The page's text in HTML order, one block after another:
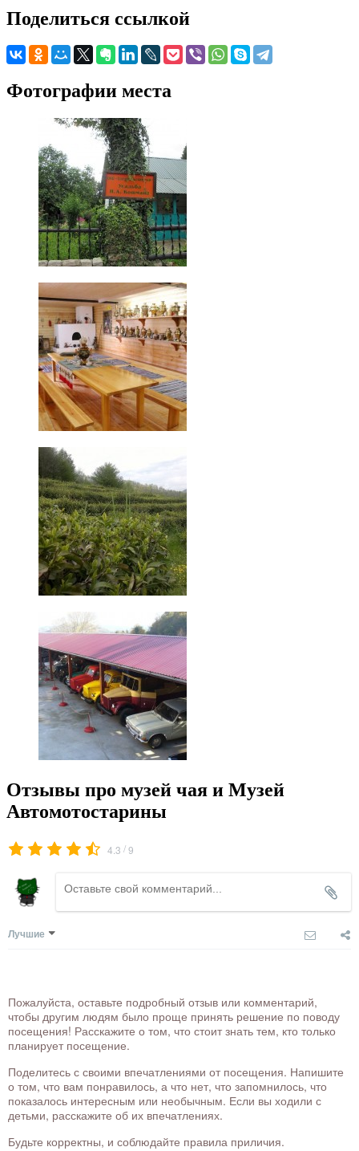
Поделиться ссылкой
Фотографии места
Отзывы про музей чая и Музей
Автомотостарины
4.3 /9
Лучшие
Пожалуйста, оставьте подробный отзыв или комментарий,
чтобы другим людям было проще принять решение по поводу
посещения! Расскажите о том, что стоит знать тем, кто только
планирует посещение.
Поделитесь с своими впечатлениями от посещения. Напишите
о том, что вам понравилось, а что нет, что запомнилось, что
показалось интересным или необычным. Если вы ходили с
детьми, расскажите об их впечатлениях.
Будьте корректны, и соблюдайте правила приличия.